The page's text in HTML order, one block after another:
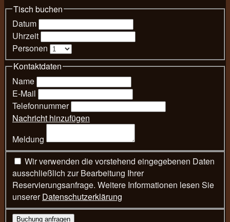
Tisch buchen
Datum
Uhrzeit
Personen
Kontaktdaten
Name
E-Mail
Telefonnummer
Nachricht hinzufügen
Meldung
ausschließlich zur Bearbeitung Ihrer
Reservierungsanfrage. Weitere Informationen lesen Sie
unsererDatenschutzerklärung
Buchung anfragen